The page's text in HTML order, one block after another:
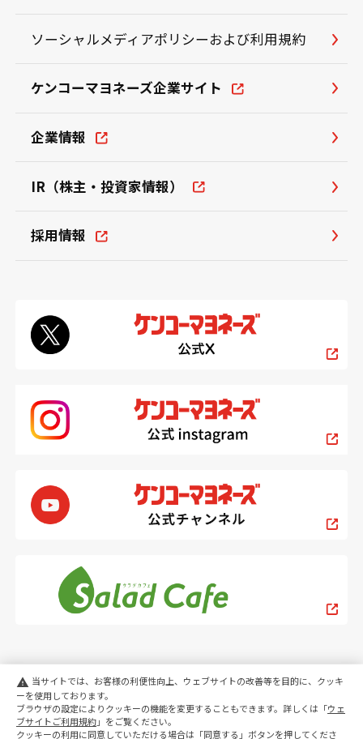
PC スマートフォン
ソーシャルメディアポリシーおよび利用規約
ケンコーマヨネーズ企業サイト
企業情報
IR（株主・投資家情報）
採用情報
warning 当サイトでは、お客様の利便性向上、ウェブサイトの改善等を目的に、クッキ
ーを使用しております。
ブラウザの設定によりクッキーの機能を変更することもできます。詳しくは「ウェ
ブサイトご利用規約」をご覧ください。
クッキーの利用に同意していただける場合は「同意する」ボタンを押してくださ